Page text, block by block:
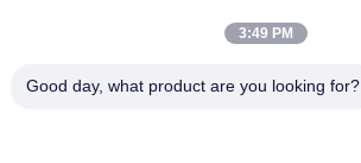
3:49 PM
Good day, what product are you looking for?